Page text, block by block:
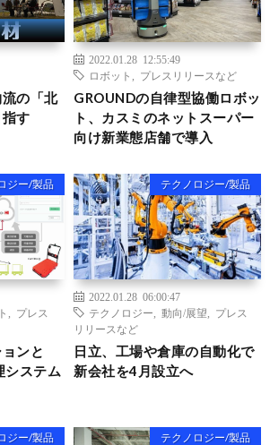
流の「北
す
2022.01.28 12:55:49
ロボット
プレスリリースなど
GROUNDの自律型協働ロボッ
ト、カスミのネットスーパー
向け新業態店舗で導入
ジー/製品
プレス
ンと
システム
テクノロジー/製品
2022.01.28 06:00:47
テクノロジー
動向/展望
プレス
リリースなど
日立、工場や倉庫の自動化で
新会社を4月設立へ
ジー/製品 テクノロジー/製品